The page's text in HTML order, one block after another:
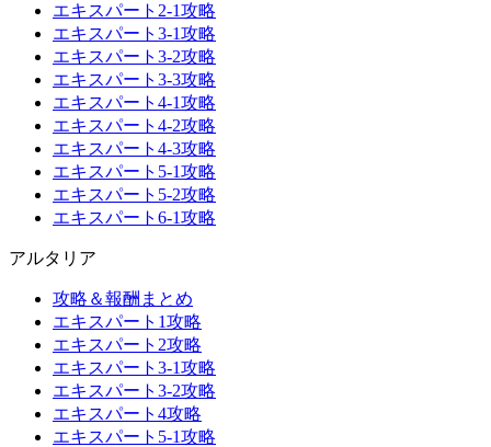
エキスパート2-1攻略
エキスパート3-1攻略
エキスパート3-2攻略
エキスパート3-3攻略
エキスパート4-1攻略
エキスパート4-2攻略
エキスパート4-3攻略
エキスパート5-1攻略
エキスパート5-2攻略
エキスパート6-1攻略
アルタリア
攻略＆報酬まとめ
エキスパート1攻略
エキスパート2攻略
エキスパート3-1攻略
エキスパート3-2攻略
エキスパート4攻略
エキスパート5-1攻略